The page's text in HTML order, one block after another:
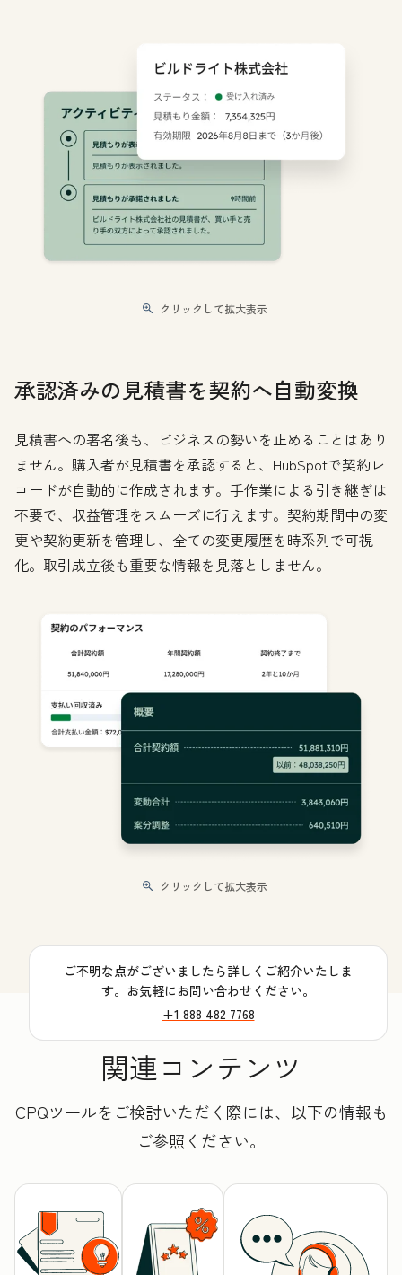
クリックして拡大表示
承認済みの見積書を契約へ自動変換
見積書への署名後も、ビジネスの勢いを止めることはあり
ません。購入者が見積書を承認すると、HubSpotで契約レ
コードが自動的に作成されます。手作業による引き継ぎは
不要で、収益管理をスムーズに行えます。契約期間中の変
更や契約更新を管理し、全ての変更履歴を時系列で可視
化。取引成立後も重要な情報を見落としません。
クリックして拡大表示
ご不明な点がございましたら詳しくご紹介いたしま
す。お気軽にお問い合わせください。
+1 888 482 7768
関連コンテンツ
CPQツールをご検討いただく際には、以下の情報も
ご参照ください。